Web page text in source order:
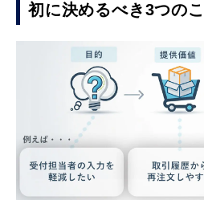
初に決めるべき3つのこ